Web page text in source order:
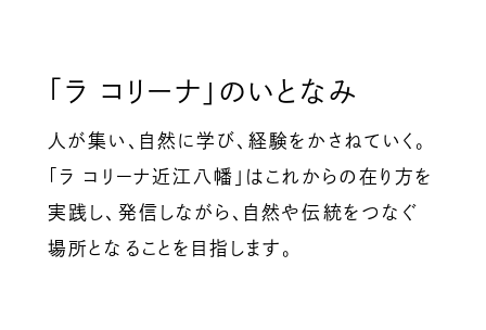
「ラ コリーナ」のいとなみ
人が集い、自然に学び、経験をかさねていく。
「ラ コリーナ近江八幡」はこれからの在り方を
実践し、発信しながら、自然や伝統をつなぐ
場所となることを目指します。